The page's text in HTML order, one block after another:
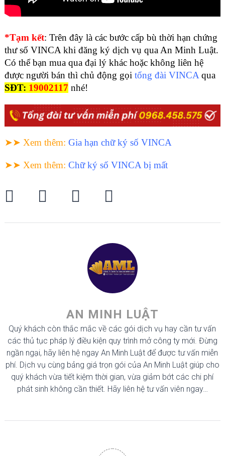
*Tạm kết: Trên đây là các bước cấp bù thời hạn chứng
thư số VINCA khi đăng ký dịch vụ qua An Minh Luật.
Có thể bạn mua qua đại lý khác hoặc không liên hệ
được người bán thì chủ động gọi tổng đài VINCAqua
SĐT: 19002117 nhé!
➤➤ Xem thêm: Gia hạn chữ ký số VINCA
➤➤ Xem thêm: Chữ ký số VINCA bị mất
AN MINH LUẬT
Quý khách còn thắc mắc về các gói dịch vụ hay cần tư vấn
các thủ tục pháp lý điều kiện quy trình mở công ty mới. Đừng
ngần ngại, hãy liên hệ ngay An Minh Luật để được tư vấn miễn
phí. Dịch vụ cùng bảng giá trọn gói của An Minh Luật giúp cho
quý khách vừa tiết kiệm thời gian, vừa giảm bớt các chi phí
phát sinh không cần thiết. Hãy liên hệ tư vấn viên ngay…